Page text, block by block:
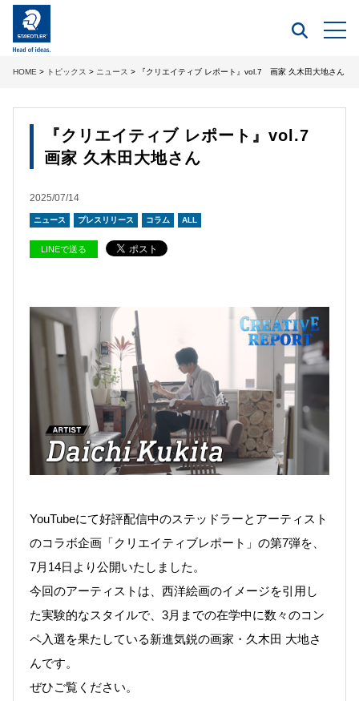
HOME > トピックス > ニュース > 『クリエイティブ レポート』vol.7 画家 久木田大地さん
『クリエイティブ レポート』vol.7
画家 久木田大地さん
2025/07/14
ニュース プレスリリース コラム ALL
LINEで送る
YouTubeにて好評配信中のステッドラーとアーティスト
のコラボ企画「クリエイティブレポート」の第7弾を、
7月14日より公開いたしました。
今回のアーティストは、西洋絵画のイメージを引用し
た実験的なスタイルで、3月までの在学中に数々のコン
ペ入選を果たしている新進気鋭の画家・久木田 大地さ
んです。
ぜひご覧ください。